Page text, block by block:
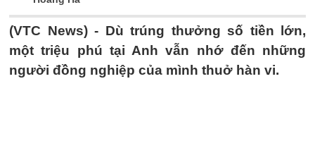
(VTC News) - Dù trúng thưởng số tiền lớn,
một triệu phú tại Anh vẫn nhớ đến những
người đồng nghiệp của mình thuở hàn vi.